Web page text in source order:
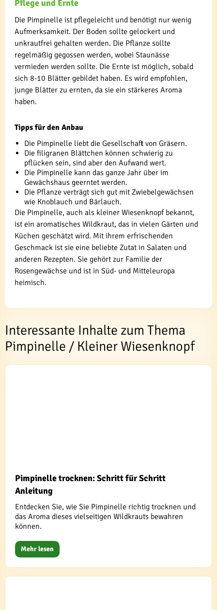
Pflege und Ernte
Die Pimpinelle ist pflegeleicht und benötigt nur wenig
Aufmerksamkeit. Der Boden sollte gelockert und
unkrautfrei gehalten werden. Die Pflanze sollte
regelmäßig gegossen werden, wobei Staunässe
vermieden werden sollte. Die Ernte ist möglich, sobald
sich 8-10 Blätter gebildet haben. Es wird empfohlen,
junge Blätter zu ernten, da sie ein stärkeres Aroma
haben.
Tipps für den Anbau
Die Pimpinelle liebt die Gesellschaft von Gräsern.
Die filigranen Blättchen können schwierig zu
pflücken sein, sind aber den Aufwand wert.
Die Pimpinelle kann das ganze Jahr über im
Gewächshaus geerntet werden.
Die Pflanze verträgt sich gut mit Zwiebelgewächsen
wie Knoblauch und Bärlauch.
Die Pimpinelle, auch als kleiner Wiesenknopf bekannt,
ist ein aromatisches Wildkraut, das in vielen Gärten und
Küchen geschätzt wird. Mit ihrem erfrischenden
Geschmack ist sie eine beliebte Zutat in Salaten und
anderen Rezepten. Sie gehört zur Familie der
Rosengewächse und ist in Süd- und Mitteleuropa
heimisch.
Interessante Inhalte zum Thema
Pimpinelle / Kleiner Wiesenknopf
Pimpinelle trocknen: Schritt für Schritt
Anleitung
Entdecken Sie, wie Sie Pimpinelle richtig trocknen und
das Aroma dieses vielseitigen Wildkrauts bewahren
können.
Mehr lesen